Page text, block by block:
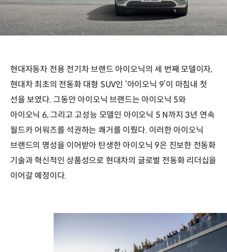
현대자동차 전용 전기차 브랜드 아이오닉의 세 번째 모델이자,
현대차 최초의 전동화 대형 SUV인 ‘아이오닉 9’이 마침내 첫
선을 보였다. 그동안 아이오닉 브랜드는 아이오닉 5와
아이오닉 6, 그리고 고성능 모델인 아이오닉 5 N까지 3년 연속
월드카 어워즈를 석권하는 쾌거를 이뤘다. 이러한 아이오닉
브랜드의 명성을 이어받아 탄생한 아이오닉 9은 진보한 전동화
기술과 혁신적인 상품성으로 현대차의 글로벌 전동화 리더십을
이어갈 예정이다.